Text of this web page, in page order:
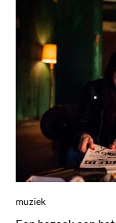
muziek